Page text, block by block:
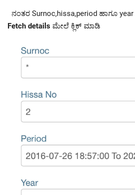
ನಂತರ Surnoc,hissa,period ಹಾಗೂ
Fetch details ಮೇಲೆ ಕ್ಲಿಕ್ ಮಾಡಿ